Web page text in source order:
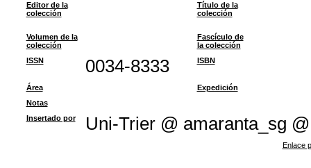
Editor de la
colección
Título de la
colección
Volumen de la
colección
Fascículo de
la colección
ISSN
0034-8333 ISBN
Área
Expedición
Notas
Insertado por
Uni-Trier @ amaranta_sg @
Enlace